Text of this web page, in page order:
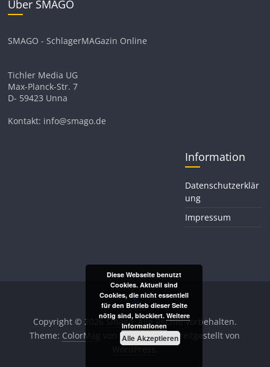
Über SMAGO
SMAGO - SchlagerMAGazin Online
Tichler Media UG
Max-Planck-Str. 7
D- 59423 Unna
Kontakt: info@smago.de
Information
Datenschutzerklär
ung
Impressum
Copyright © 2026Smago. Alle Rechte vorbehalten.
Theme: ColorMag
von ThemeGrill. Bereitgestellt von
WordPress.
Diese Webseite benutzt
Cookies. Aktuell sind
Cookies, die nicht essentiell
für den Betrieb dieser Seite
nötig sind, blockiert. Weitere
Informationen
Alle Akzeptieren